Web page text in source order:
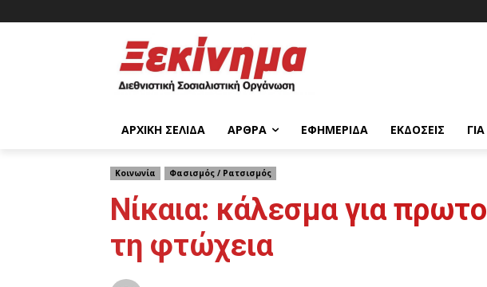
ΑΡΧΙΚΉ ΣΕΛΊΔΑ ΆΡΘΡΑ ΕΦΗΜΕΡΊΔΑ ΕΚΔΌΣΕΙΣ
Κοινωνία Φασισμός / Ρατσισμός
Νίκαια: κάλεσμα για
τη φτώχεια